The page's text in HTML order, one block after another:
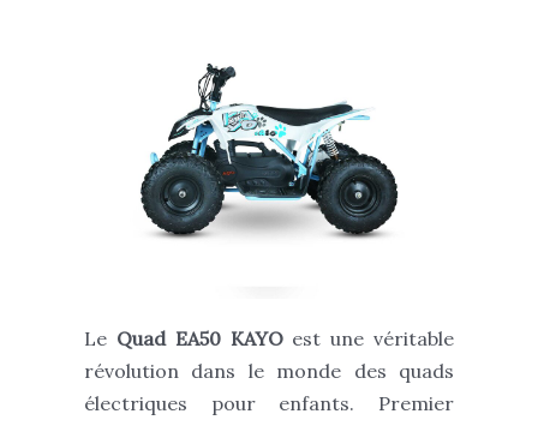
Le Quad EA50 KAYOest une véritable
révolution dans le monde des quads
électriques pour enfants. Premier